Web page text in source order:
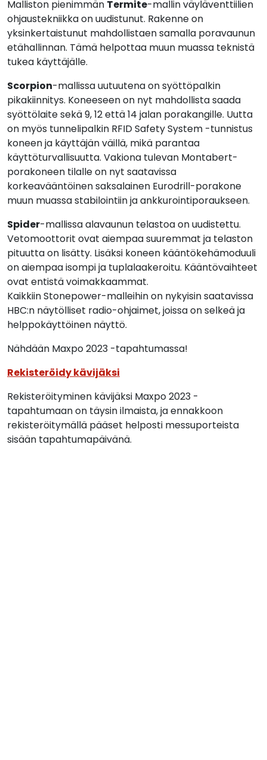
Malliston pienimmän Termite-mallin väyläventtiilien
ohjaustekniikka on uudistunut. Rakenne on
yksinkertaistunut mahdollistaen samalla poravaunun
etähallinnan. Tämä helpottaa muun muassa teknistä
tukea käyttäjälle.
Scorpion-mallissa uutuutena on syöttöpalkin
pikakiinnitys. Koneeseen on nyt mahdollista saada
syöttölaite sekä 9, 12 että 14 jalan porakangille. Uutta
on myös tunnelipalkin RFID Safety System -tunnistus
koneen ja käyttäjän väillä, mikä parantaa
käyttöturvallisuutta. Vakiona tulevan Montabert-
porakoneen tilalle on nyt saatavissa
korkeavääntöinen saksalainen Eurodrill-porakone
muun muassa stabilointiin ja ankkurointiporaukseen.
Spider-mallissa alavaunun telastoa on uudistettu.
Vetomoottorit ovat aiempaa suuremmat ja telaston
pituutta on lisätty. Lisäksi koneen kääntökehämoduuli
on aiempaa isompi ja tuplalaakeroitu. Kääntövaihteet
ovat entistä voimakkaammat.
Kaikkiin Stonepower-malleihin on nykyisin saatavissa
HBC:n näytölliset radio-ohjaimet, joissa on selkeä ja
helppokäyttöinen näyttö.
Nähdään Maxpo 2023 -tapahtumassa!
Rekisteröidy kävijäksi
Rekisteröityminen kävijäksi Maxpo 2023 -
tapahtumaan on täysin ilmaista, ja ennakkoon
rekisteröitymällä pääset helposti messuporteista
sisään tapahtumapäivänä.